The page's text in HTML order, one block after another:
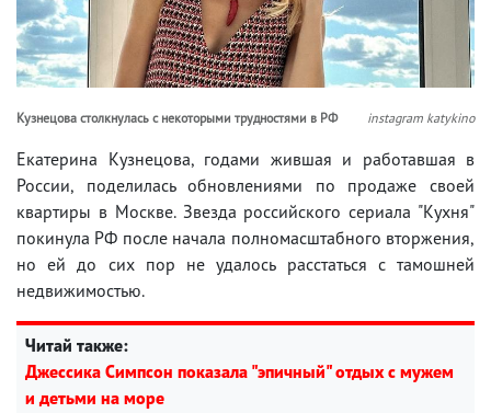
Кузнецова столкнулась с некоторыми трудностями в РФ instagram katykino
Екатерина Кузнецова, годами жившая и работавшая в
России, поделилась обновлениями по продаже своей
квартиры в Москве. Звезда российского сериала "Кухня"
покинула РФ после начала полномасштабного вторжения,
но ей до сих пор не удалось расстаться с тамошней
недвижимостью.
Читай также:
Джессика Симпсон показала "эпичный" отдых с мужем
и детьми на море